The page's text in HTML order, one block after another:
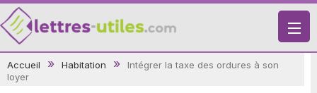
X
Accueil Habitation
Intégrer la taxe des ordures à son
loyer